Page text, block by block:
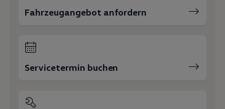
Fahrzeugangebot anfordern
Servicetermin buchen